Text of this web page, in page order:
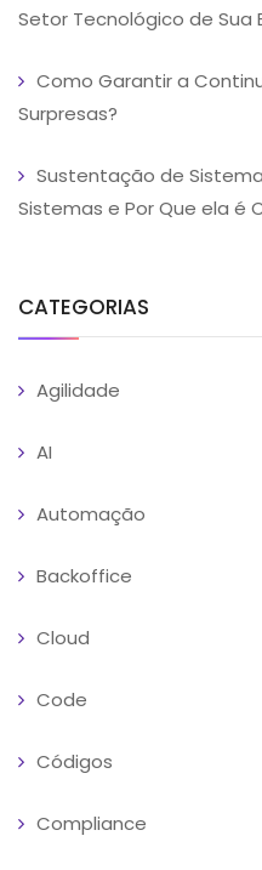
Setor Tecnológico de Sua
Como Garantir a
Surpresas?
Sustentação de
Sistemas e Por Que ela é
CATEGORIAS
Agilidade
AI
Automação
Backoffice
Cloud
Code
Códigos
Compliance